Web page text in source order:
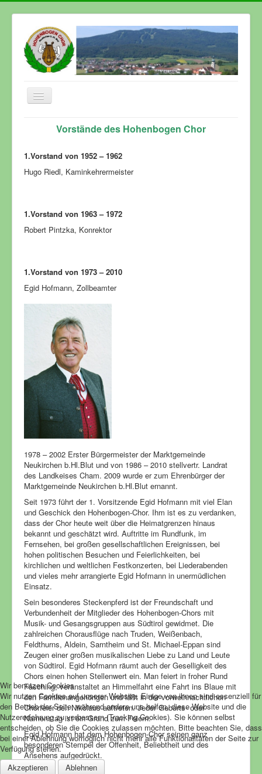
Navigation
Tonträger
Vorstände des Hohenbogen Chor
1.Vorstand von 1952 – 1962
Hugo Riedl, Kaminkehrermeister
1.Vorstand von 1963 – 1972
Robert Pintzka, Konrektor
1.Vorstand von 1973 – 2010
Egid Hofmann, Zollbeamter
1978 – 2002 Erster Bürgermeister der Marktgemeinde
Neukirchen b.Hl.Blut und von 1986 – 2010 stellvertr. Landrat
des Landkeises Cham. 2009 wurde er zum Ehrenbürger der
Marktgemeinde Neukirchen b.Hl.Blut ernannt.
Seit 1973 führt der 1. Vorsitzende Egid Hofmann mit viel Elan
und Geschick den Hohenbogen-Chor. Ihm ist es zu verdanken,
dass der Chor heute weit über die Heimatgrenzen hinaus
bekannt und geschätzt wird. Auftritte im Rundfunk, im
Fernsehen, bei großen gesellschaftlichen Ereignissen, bei
hohen politischen Besuchen und Feierlichkeiten, bei
kirchlichen und weltlichen Festkonzerten, bei Liederabenden
und vieles mehr arrangierte Egid Hofmann in unermüdlichen
Einsatz.
Sein besonderes Steckenpferd ist der Freundschaft und
Verbundenheit der Mitglieder des Hohenbogen-Chors mit
Musik- und Gesangsgruppen aus Südtirol gewidmet. Die
zahlreichen Chorausflüge nach Truden, Weißenbach,
Feldthurns, Aldein, Sarntheim und St. Michael-Eppan sind
Zeugen einer großen musikalischen Liebe zu Land und Leute
von Südtirol. Egid Hofmann räumt auch der Geselligkeit des
Chors einen hohen Stellenwert ein. Man feiert in froher Rund
Fasching, veranstaltet an Himmelfahrt eine Fahrt ins Blaue mit
den Familienangehörigen und läßt in der vorweihnachtlichen
Chorfeier den Nikolaus auftreten. Jeder Geburts- oder
Namenstag ist ein Grund zum Feiern.
Egid Hofmann hat dem Hohenbogen-Chor seinen ganz
besonderen Stempel der Offenheit, Beliebtheit und des
Ansehens aufgedrückt.
Wir benutzen Cookies
Wir nutzen Cookies auf unserer Website. Einige von ihnen sind essenziell für
den Betrieb der Seite, während andere uns helfen, diese Website und die
Nutzererfahrung zu verbessern (Tracking Cookies). Sie können selbst
entscheiden, ob Sie die Cookies zulassen möchten. Bitte beachten Sie, dass
bei einer Ablehnung womöglich nicht mehr alle Funktionalitäten der Seite zur
Verfügung stehen.
Akzeptieren
Ablehnen